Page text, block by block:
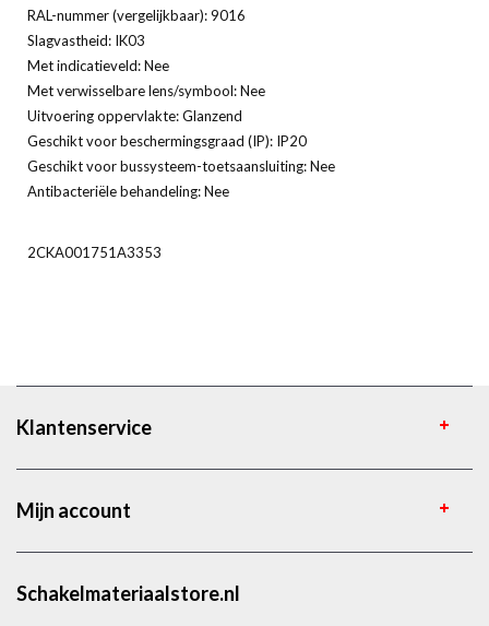
RAL-nummer (vergelijkbaar): 9016
Slagvastheid: IK03
Met indicatieveld: Nee
Met verwisselbare lens/symbool: Nee
Uitvoering oppervlakte: Glanzend
Geschikt voor beschermingsgraad (IP): IP20
Geschikt voor bussysteem-toetsaansluiting: Nee
Antibacteriële behandeling: Nee
2CKA001751A3353
Klantenservice
Mijn account
Schakelmateriaalstore.nl